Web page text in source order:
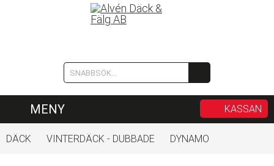
MENY KASSAN
DÄCK VINTERDÄCK - DUBBADE DYNAMO